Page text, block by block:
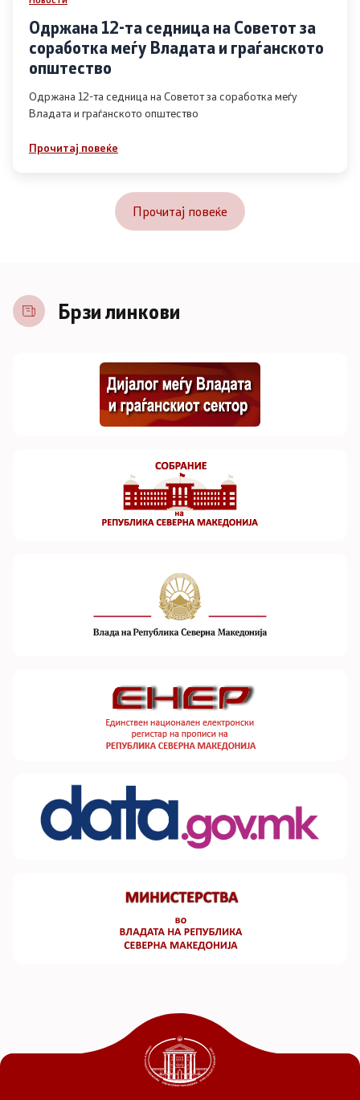
Одржана 12-та седница на Советот за
соработка меѓу Владата и граѓанското
општество
Одржана 12-та седница на Советот за соработка меѓу
Владата и граѓанското општество
Прочитај повеќе
Прочитај повеќе
Брзи линкови